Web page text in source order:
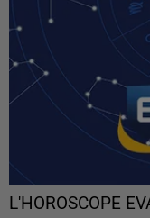
L'HOROSCOPE